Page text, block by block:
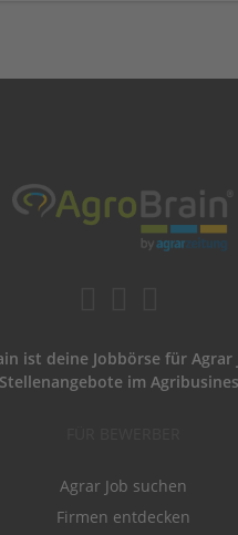
ist deine Jobbörse für Agrar
Stellenangebote im
Agrar Job suchen
Firmen entdecken